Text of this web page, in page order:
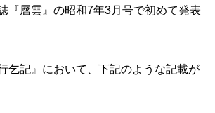
『層雲』の昭和7年3 月号で初めて発表
乞記』において、下記のような記載が